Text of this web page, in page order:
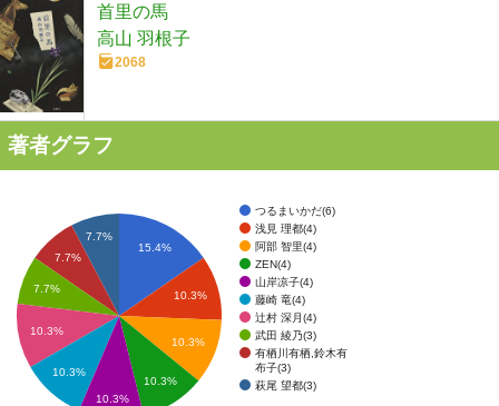
首里の馬
高山 羽根子
2068
著者グラフ
つるまいかだ(6)
浅見 理都(4)
阿部 智里(4)
ZEN(4)
山岸凉子(4)
藤崎 竜(4)
辻村 深月(4)
武田 綾乃(3)
有栖川有栖,鈴木有
布子(3)
萩尾 望都(3)
15.4%
10.3%
10.3%
10.3%
7.7%
7.7%
7.7%
10.3%
10.3%
10.3%